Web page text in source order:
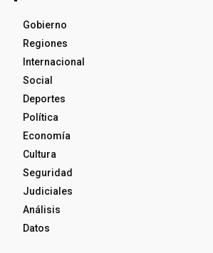
Gobierno
Regiones
Internacional
Social
Deportes
Política
Economía
Cultura
Seguridad
Judiciales
Análisis
Datos